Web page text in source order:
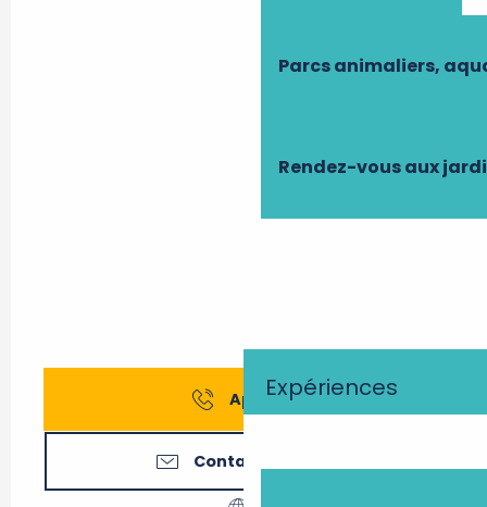
Parcs animaliers,
Rendez-vous aux
Expériences
Appeler
Contactez-nous